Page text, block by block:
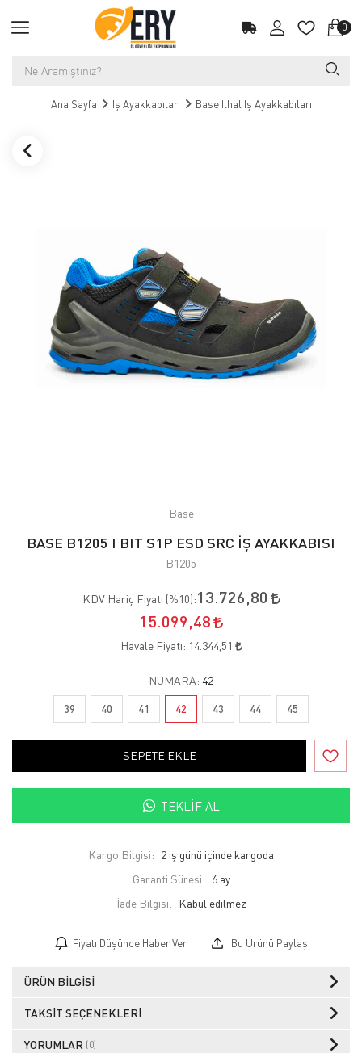
0
Ana Sayfa İş Ayakkabıları Base İthal İş Ayakkabıları
Base
BASE B1205 I BIT S1P ESD SRC İŞ AYAKKABISI
B1205
KDV Hariç Fiyatı (%10):13.726,80
15.099,48
Havale Fiyatı: 14.344,51
NUMARA: 42
39 40 41 42 43 44 45
SEPETE EKLE
TEKLIF AL
Kargo Bilgisi: 2 iş günü içinde kargoda
Garanti Süresi: 6 ay
İade Bilgisi:
Fiyatı Düşünce Haber Ver Bu Ürünü Paylaş
ÜRÜN BILGISI
TAKSIT SEÇENEKLERI
YORUMLAR (0)